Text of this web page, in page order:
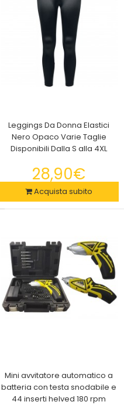
Con Ventosa A
Angel
con ventosa a
senza andare in pal..
Leggings Da Donna Elastici
Nero Opaco Varie Taglie
Disponibili Dalla S alla 4XL
28,90€
Acquista subito
Mini avvitatore automatico a
batteria con testa snodabile e
44 inserti helved 180 rpm